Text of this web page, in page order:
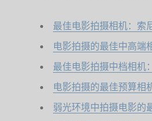
最佳电影拍摄相机：索
电影拍摄的最佳中高端
最佳电影拍摄中档相机
电影拍摄的最佳预算相
弱光环境中拍摄电影的